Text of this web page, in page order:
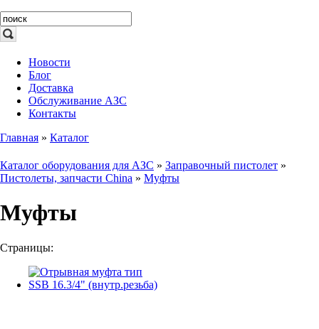
Новости
Блог
Доставка
Обслуживание АЗС
Контакты
Главная » Каталог
Каталог оборудования для АЗС » Заправочный пистолет »
Пистолеты, запчасти China » Муфты
Муфты
Страницы: